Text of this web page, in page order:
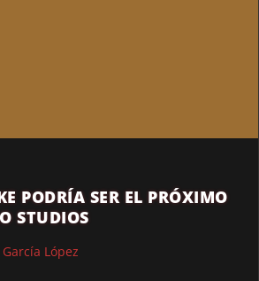
PODRÍA SER EL PRÓXIMO
STUDIOS
López